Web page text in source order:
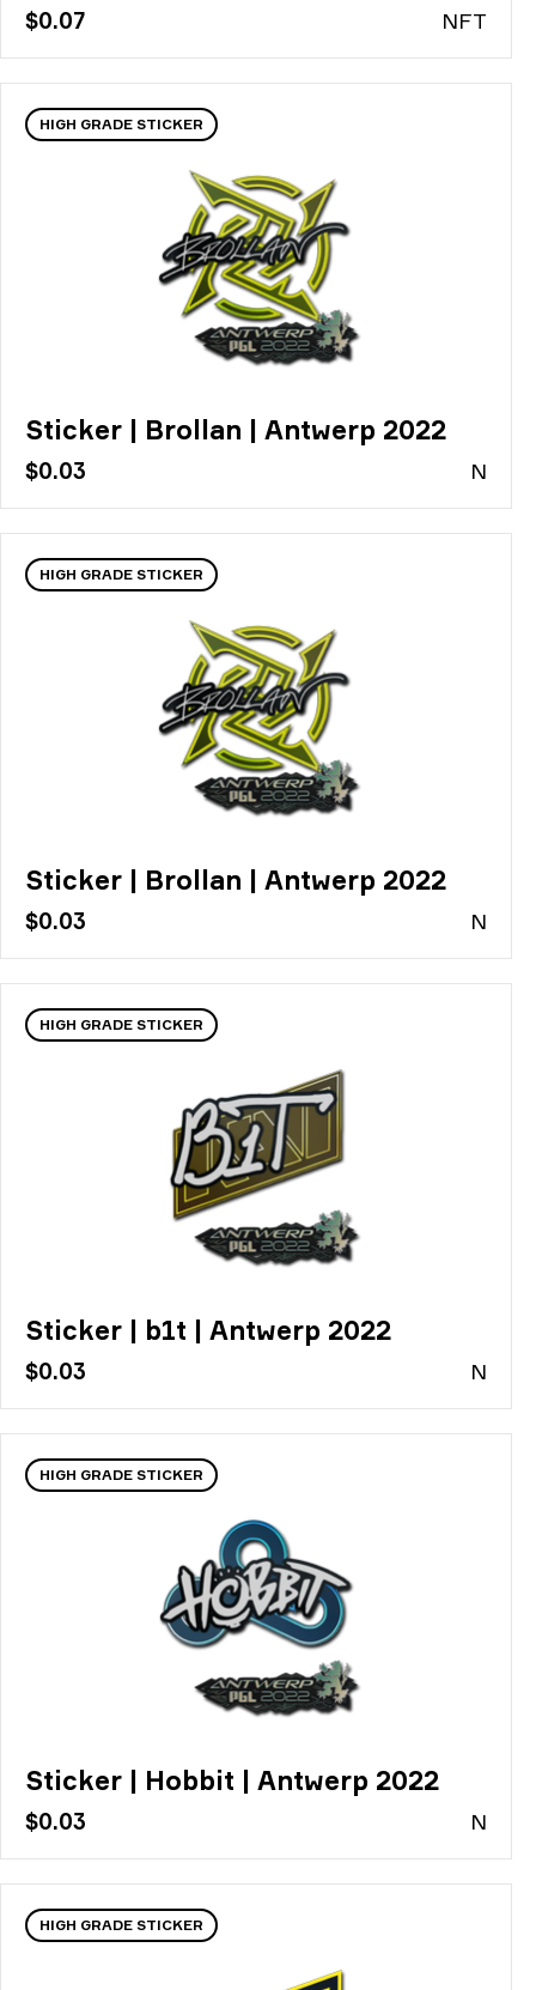
$0.07 NFT
HIGH GRADE STICKER
Sticker | Brollan | Antwerp 2022
$0.03 N
HIGH GRADE STICKER
Sticker | Brollan | Antwerp 2022
$0.03 N
HIGH GRADE STICKER
Sticker | b1t | Antwerp 2022
$0.03 N
HIGH GRADE STICKER
Sticker | Hobbit | Antwerp 2022
$0.03 N
HIGH GRADE STICKER